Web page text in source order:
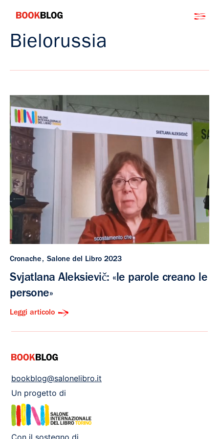
contenuto
Bookblog
Bielorussia
Cronache Salone del Libro 2023
Svjatlana Aleksievič: «le parole creano le
persone»
Leggi articolo
bookblog@salonelibro.it
Un progetto di